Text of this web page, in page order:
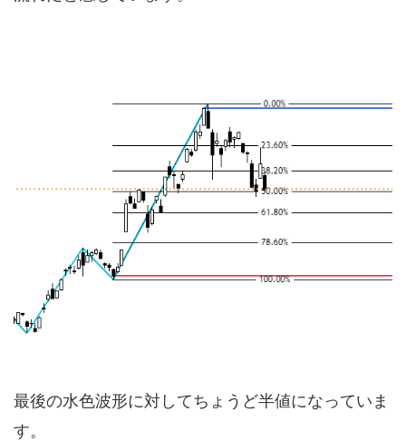
最後の水色波形に対してちょうど半値になっていま
す。